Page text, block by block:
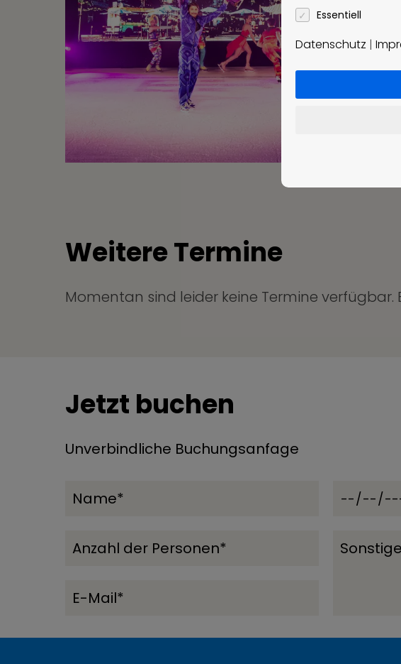
Weitere Termine
Momentan sind leider keine Termine
Jetzt buchen
Unverbindliche Buchungsanfage
Essentiell
Datenschutz |